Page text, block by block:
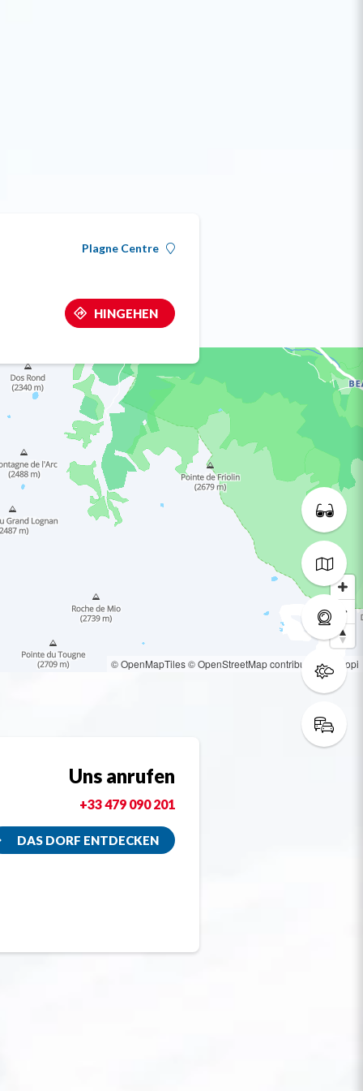
Plagne Centre
HINGEHEN
© OpenMapTiles© OpenStreetMap contributors© Loopi
Uns anrufen
+33 479 090 201
DAS DORF ENTDECKEN